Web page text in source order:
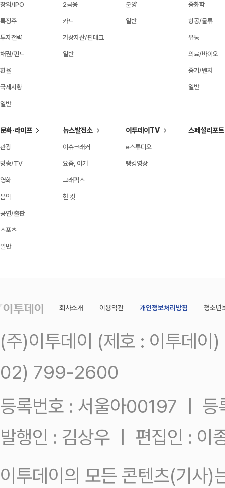
장외/IPO
특징주
투자전략
채권/펀드
환율
국제시황
일반
2금융
카드
가상자산/핀테크
일반
분양
일반
중화학
항공/물류
유통
의료/바이오
중기/벤처
일반
문화·라이프
관광
방송/TV
영화
음악
공연/출판
스포츠
일반
뉴스발전소
이슈크래커
요즘, 이거
그래픽스
한 컷
이투데이TV
e스튜디오
랭킹영상
스페셜리포트
회사소개 이용약관 개인정보처리방침 청소년
(주)이투데이 (제호 : 이투데
02) 799-2600
등록번호 : 서울아00197 ㅣ
발행인 : 김상우 ㅣ 편집인 : 이
이투데이의 모든 콘텐츠(기사)